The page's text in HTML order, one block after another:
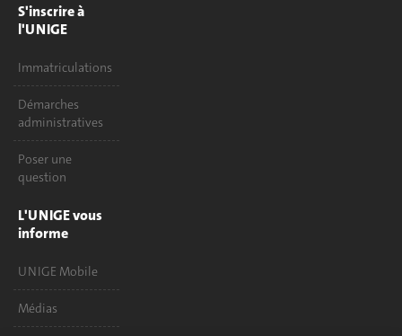
S'inscrire à
l'UNIGE
Immatriculations
Démarches
administratives
Poser une
question
L'UNIGE vous
informe
UNIGE Mobile
Médias